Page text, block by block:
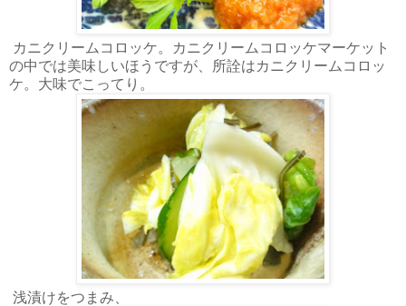
カニクリームコロッケ。カニクリームコロッケマーケット
の中では美味しいほうですが、所詮はカニクリームコロッ
ケ。大味でこってり。
浅漬けをつまみ、